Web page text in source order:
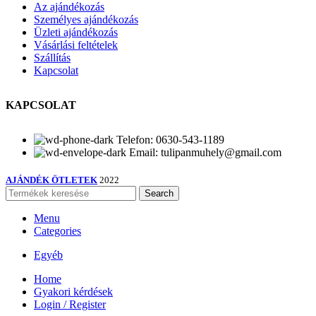
Az ajándékozás
Személyes ajándékozás
Üzleti ajándékozás
Vásárlási feltételek
Szállítás
Kapcsolat
KAPCSOLAT
Telefon: 0630-543-1189
Email: tulipanmuhely@gmail.com
AJÁNDÉK ÖTLETEK 2022
Search
Menu
Categories
Egyéb
Home
Gyakori kérdések
Login / Register